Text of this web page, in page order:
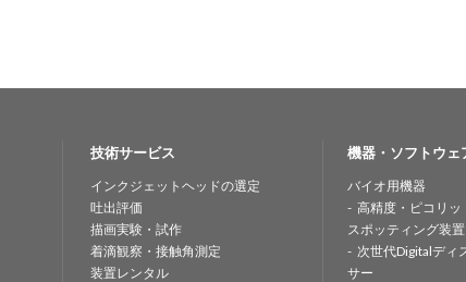
技術サービス
インクジェットヘッドの選定
吐出評価
描画実験・試作
着滴観察・接触角測定
装置レンタル
機器・ソフトウェ
バイオ用機器
高精度・ピコリッ
スポッティング装置
次世代Digitalディ
サー